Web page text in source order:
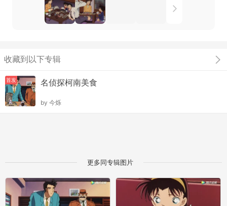
收藏到以下专辑
首发 名侦探柯南美食
by 今烁
更多同专辑图片